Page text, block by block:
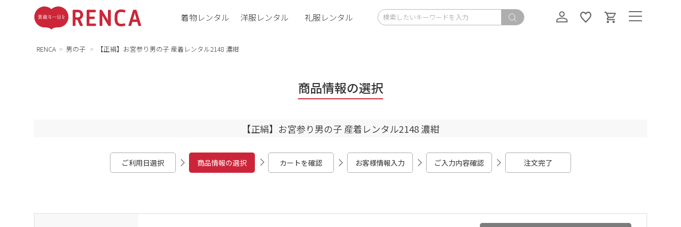
着物レンタル 洋服レンタル 礼服レンタル
RENCA 男の子 【正絹】お宮参り男の子 産着レンタル2148 濃紺
商品情報の選択
【正絹】お宮参り男の子 産着レンタル2148 濃紺
ご利用日選択 商品情報の選択 カートを確認 お客様情報入力 ご入力内容確認 注文完了